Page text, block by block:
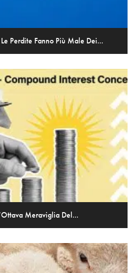
Perdite Fanno Più Male Dei...
Meraviglia Del...